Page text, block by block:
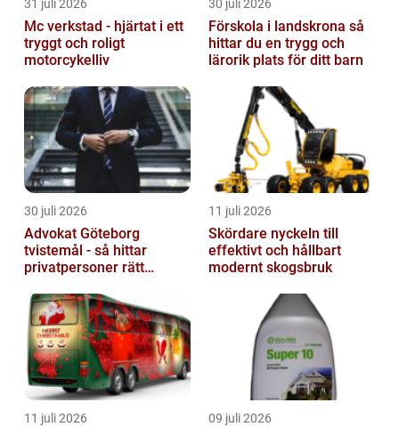
31 juli 2026
Mc verkstad - hjärtat i ett
tryggt och roligt
motorcykelliv
30 juli 2026
Förskola i landskrona så
hittar du en trygg och
lärorik plats för ditt barn
30 juli 2026
Advokat Göteborg
tvistemål - så hittar
privatpersoner rätt
11 juli 2026
Skördare nyckeln till
effektivt och hållbart
modernt skogsbruk
11 juli 2026 09 juli 2026